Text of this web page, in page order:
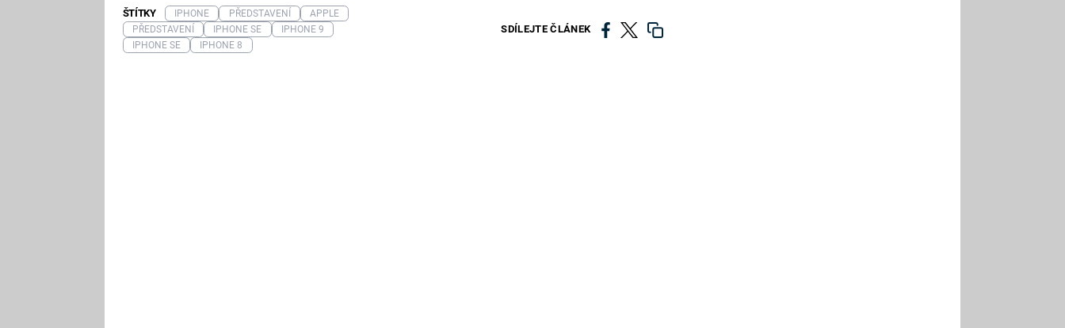
SDÍLEJTE ČLÁNEK
ŠTÍTKY IPHONE PŘEDSTAVENÍ
APPLE
PŘEDSTAVENÍ
IPHONE SE
IPHONE 9
IPHONE SE
IPHONE 8